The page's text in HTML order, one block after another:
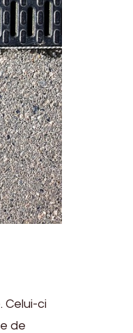
Celui-ci
de